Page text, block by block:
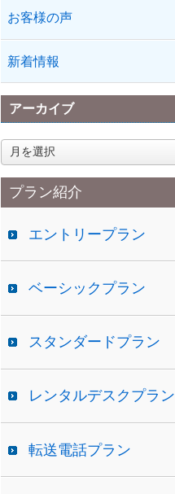
お客様の声
新着情報
アーカイブ
ア
ー
カ
イプラン紹介
エントリープラン
ベーシックプラン
スタンダードプラン
レンタルデスクプラン
転送電話プラン